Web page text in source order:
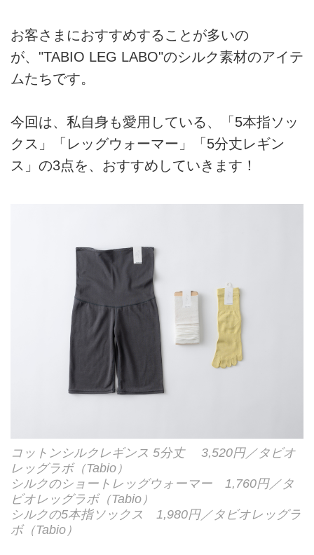
お客さまにおすすめすることが多いの
が、"TABIO LEG LABO"のシルク素材のアイテ
ムたちです。
今回は、私自身も愛用している、「5本指ソッ
クス」「レッグウォーマー」「5分丈レギン
ス」の3点を、おすすめしていきます！
コットンシルクレギンス 5分丈 3,520円／タビオ
レッグラボ（Tabio）
シルクのショートレッグウォーマー 1,760円／タ
ビオレッグラボ（Tabio）
シルクの5本指ソックス 1,980円／タビオレッグラ
ボ（Tabio）